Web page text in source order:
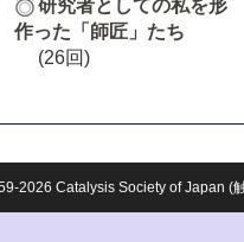
研究者としての私を形
作った「師匠」たち
(26回)
2026 Catalysis Society of Japan (